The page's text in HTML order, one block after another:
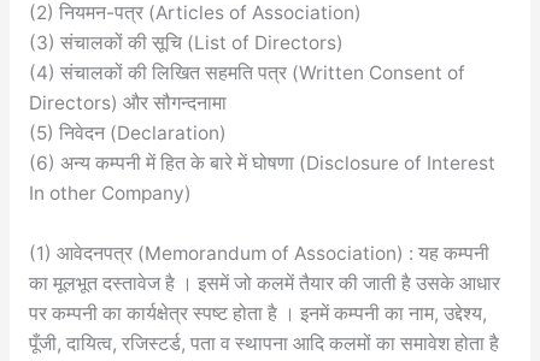
(2) नियमन-पत्र (Articles of Association)
(3) संचालकों की सूचि (List of Directors)
(4) संचालकों की लिखित सहमति पत्र (Written Consent of
Directors) और सौगन्दनामा
(5) निवेदन (Declaration)
(6) अन्य कम्पनी में हित के बारे में घोषणा (Disclosure of Interest
In other Company)
(1) आवेदनपत्र (Memorandum of Association) : यह कम्पनी
का मूलभूत दस्तावेज है । इसमें जो कलमें तैयार की जाती है उसके आधार
पर कम्पनी का कार्यक्षेत्र स्पष्ट होता है । इनमें कम्पनी का नाम, उद्देश्य,
पूँजी, दायित्व, रजिस्टर्ड, पता व स्थापना आदि कलमों का समावेश होता है